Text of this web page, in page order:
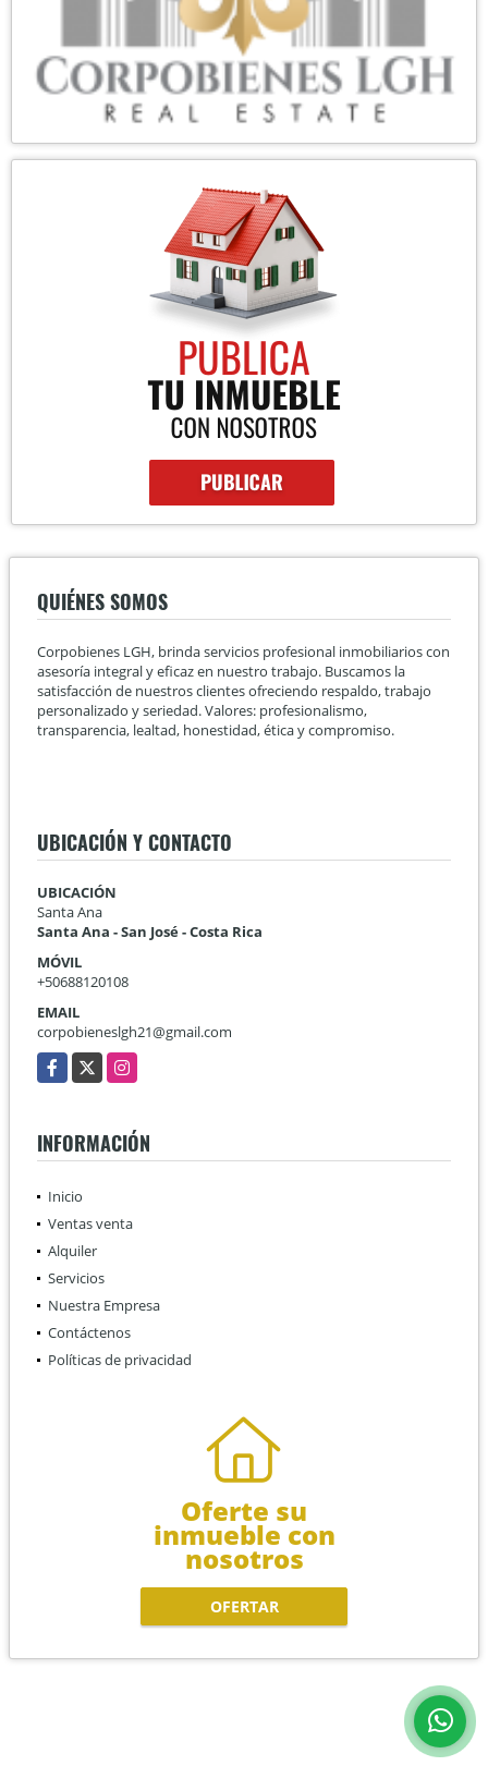
QUIÉNES SOMOS
Corpobienes LGH, brinda servicios profesional inmobiliarios con
asesoría integral y eficaz en nuestro trabajo. Buscamos la
satisfacción de nuestros clientes ofreciendo respaldo, trabajo
personalizado y seriedad. Valores: profesionalismo,
transparencia, lealtad, honestidad, ética y compromiso.
UBICACIÓN Y CONTACTO
UBICACIÓN
Santa Ana
Santa Ana - San José - Costa Rica
MÓVIL
+50688120108
EMAIL
corpobieneslgh21@gmail.com
Facebook
X Instagram
INFORMACIÓN
Inicio
Ventas venta
Alquiler
Servicios
Nuestra Empresa
Contáctenos
Políticas de privacidad
Oferte su
inmueble con
nosotros
OFERTAR